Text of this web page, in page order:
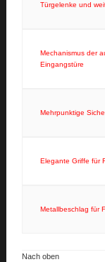
Türgelenke und
Mechanismus der
Eingangstüre
Mehrpunktige
Elegante Griffe für
Metallbeschlag für
Nach oben